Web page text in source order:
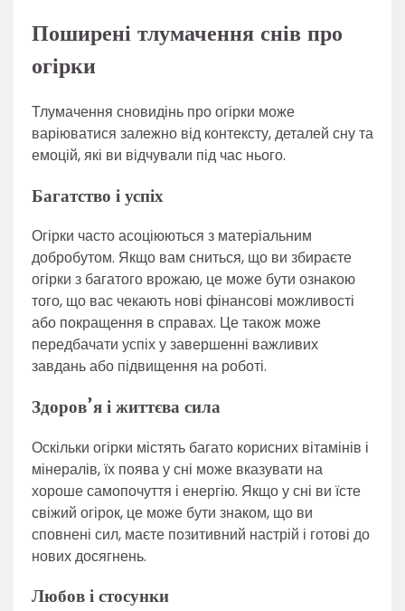
Поширені тлумачення снів про
огірки
Тлумачення сновидінь про огірки може
варіюватися залежно від контексту, деталей сну та
емоцій, які ви відчували під час нього.
Багатство і успіх
Огірки часто асоціюються з матеріальним
добробутом. Якщо вам сниться, що ви збираєте
огірки з багатого врожаю, це може бути ознакою
того, що вас чекають нові фінансові можливості
або покращення в справах. Це також може
передбачати успіх у завершенні важливих
завдань або підвищення на роботі.
Здоров’я і життєва сила
Оскільки огірки містять багато корисних вітамінів і
мінералів, їх поява у сні може вказувати на
хороше самопочуття і енергію. Якщо у сні ви їсте
свіжий огірок, це може бути знаком, що ви
сповнені сил, маєте позитивний настрій і готові до
нових досягнень.
Любов і стосунки